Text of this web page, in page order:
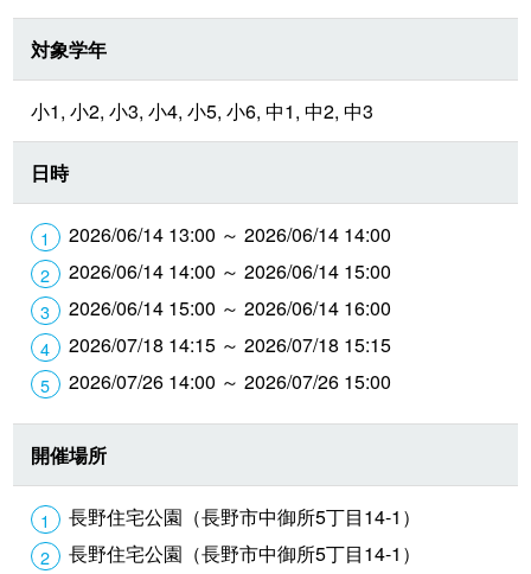
対象学年
小1, 小2, 小3, 小4, 小5, 小6, 中1, 中2, 中3
日時
2026/06/14 13:00 ～ 2026/06/14 14:00
2026/06/14 14:00 ～ 2026/06/14 15:00
2026/06/14 15:00 ～ 2026/06/14 16:00
2026/07/18 14:15 ～ 2026/07/18 15:15
2026/07/26 14:00 ～ 2026/07/26 15:00
開催場所
長野住宅公園（長野市中御所5丁目14-1）
長野住宅公園（長野市中御所5丁目14-1）